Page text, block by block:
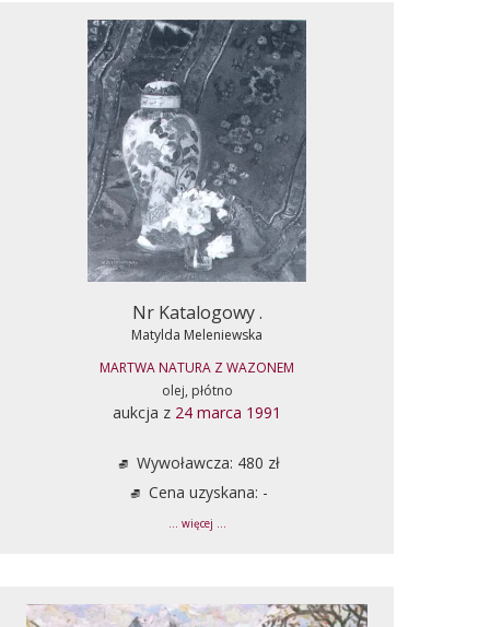
Nr Katalogowy .
Matylda Meleniewska
MARTWA NATURA Z WAZONEM
olej, płótno
aukcja z 24 marca 1991
Wywoławcza: 480 zł
Cena uzyskana: -
... więcej ...